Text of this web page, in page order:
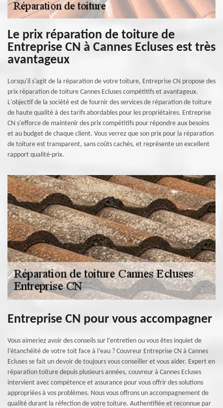
Le prix réparation de toiture de
Entreprise CN à Cannes Ecluses est très
avantageux
Lorsqu'il s'agit de la réparation de votre toiture, Entreprise CN propose des
prix réparation de toiture Cannes Ecluses compétitifs et avantageux.
L'objectif de la société est de fournir des services de réparation de toiture
de haute qualité à des tarifs abordables pour les propriétaires. Entreprise
CN s'efforce de maintenir des prix compétitifs pour répondre aux besoins
et au budget de chaque client. Vous verrez que son prix pour la réparation
de toiture est transparent, sans coûts cachés, et représente un excellent
rapport qualité-prix.
Entreprise CN pour vous accompagner
Vous aimeriez avoir des conseils sur l’entretien ou vous êtes inquiet de
l’étanchéité de votre toit face à l’eau ? Couvreur Entreprise CN à Cannes
Ecluses se fait un devoir de toujours vous conseiller et vous aider. Expert en
réparation toiture depuis plusieurs années, couvreur à Cannes Ecluses
intervient avec compétence et assurance pour vous offrir des solutions
appropriées à vos problèmes. Nous vous offrons un accompagnement de
qualité durant la réfection de votre toiture. Authentifiée et reconnue par